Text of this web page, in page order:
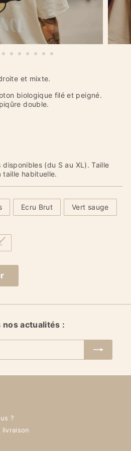
et mixte.
biologique filé et peigné.
double.
(du S au XL). Taille
taille habituelle.
Ecru Brut Vert sauge
nos actualités :
?